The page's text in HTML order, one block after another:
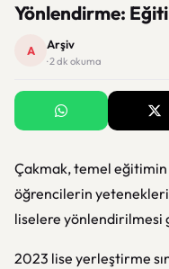
Yönlendirme:
A Arşiv
· 2 dk okuma
Çakmak, temel eğitimin
öğrencilerin
liselere yönlendirilmesi
2023 lise yerleştirme